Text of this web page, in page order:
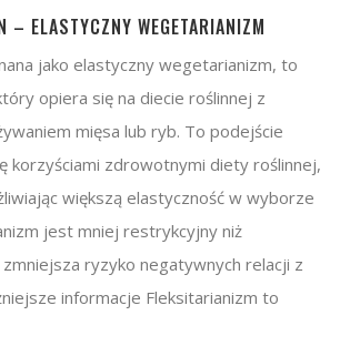
– ELASTYCZNY WEGETARIANIZM
jako elastyczny wegetarianizm, to
opiera się na diecie roślinnej z
mięsa lub ryb. To podejście
korzyściami zdrowotnymi diety roślinnej,
większą elastyczność w wyborze
jest mniej restrykcyjny niż
ryzyko negatywnych relacji z
informacje Fleksitarianizm to